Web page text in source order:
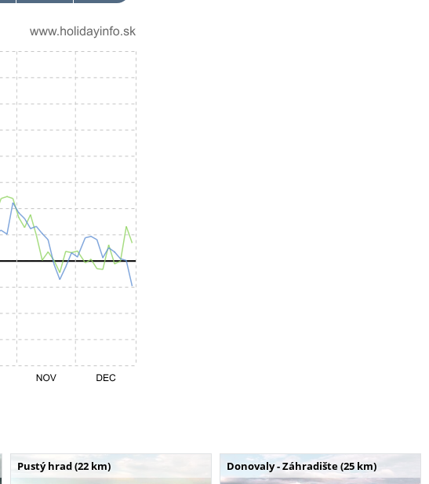
Pustý hrad (22 km) Donovaly - Záhradište (25 km)